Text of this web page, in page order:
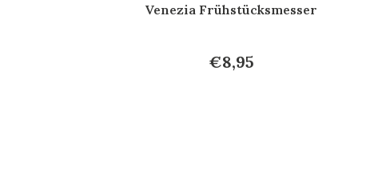
Venezia Frühstücksmesser
€8,95